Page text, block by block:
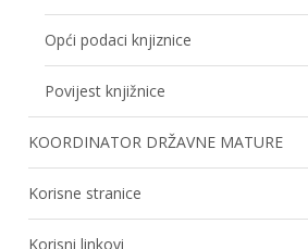
Opći podaci knjiznice
Povijest knjižnice
KOORDINATOR DRŽAVNE MATURE
Korisne stranice
Korisni linkovi